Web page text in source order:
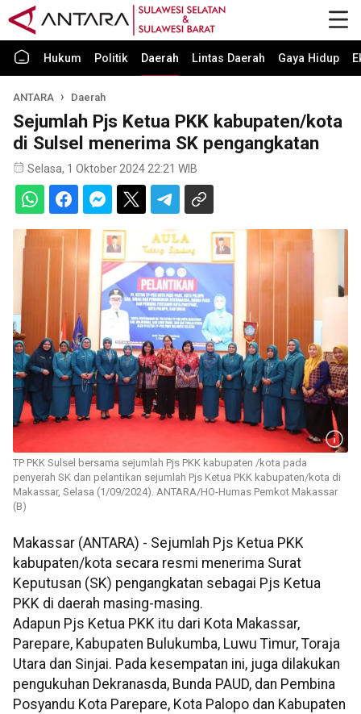
Hukum Politik Daerah Lintas Daerah Gaya Hidup
ANTARA Daerah
Sejumlah Pjs Ketua PKK kabupaten/kota
di Sulsel menerima SK pengangkatan
Selasa, 1 Oktober 2024 22:21 WIB
TP PKK Sulsel bersama sejumlah Pjs PKK kabupaten /kota pada
penyerah SK dan pelantikan sejumlah Pjs Ketua PKK kabupaten/kota di
Makassar, Selasa (1/09/2024). ANTARA/HO-Humas Pemkot Makassar
(B)
Makassar (ANTARA) - Sejumlah Pjs Ketua PKK
kabupaten/kota secara resmi menerima Surat
Keputusan (SK) pengangkatan sebagai Pjs Ketua
PKK di daerah masing-masing.
Adapun Pjs Ketua PKK itu dari Kota Makassar,
Parepare, Kabupaten Bulukumba, Luwu Timur, Toraja
Utara dan Sinjai. Pada kesempatan ini, juga dilakukan
pengukuhan Dekranasda, Bunda PAUD, dan Pembina
Posyandu Kota Parepare, Kota Palopo dan Kabupaten